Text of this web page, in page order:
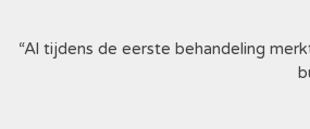
“Al tijdens de eerste behandeling